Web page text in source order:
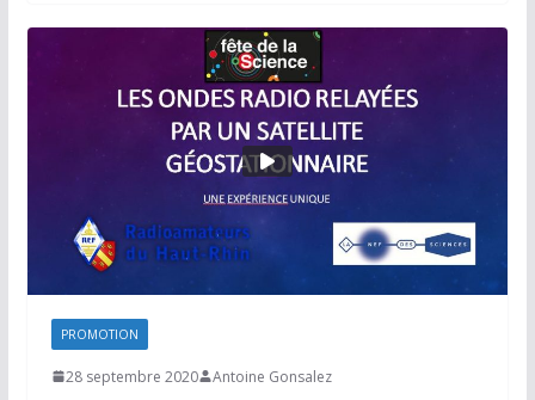
PROMOTION
28 septembre 2020 Antoine Gonsalez